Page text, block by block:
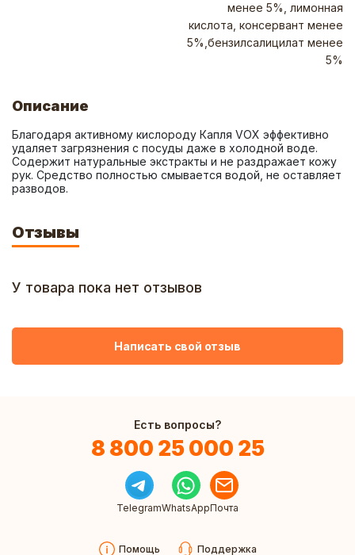
менее 5%, лимонная
кислота, консервант менее
5%,бензилсалицилат менее
5%
Описание
Благодаря активному кислороду Капля VOX эффективно
удаляет загрязнения с посуды даже в холодной воде.
Содержит натуральные экстракты и не раздражает кожу
рук. Средство полностью смывается водой, не оставляет
разводов.
Отзывы
У товара пока нет отзывов
Написать свой отзыв
Есть вопросы?
8 800 25 000 25
TelegramWhatsAppПочта
Помощь Поддержка